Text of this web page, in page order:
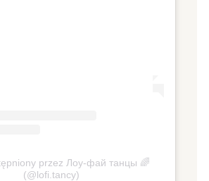
przez Лоу-фай танцы 🌈
(@lofi.tancy)